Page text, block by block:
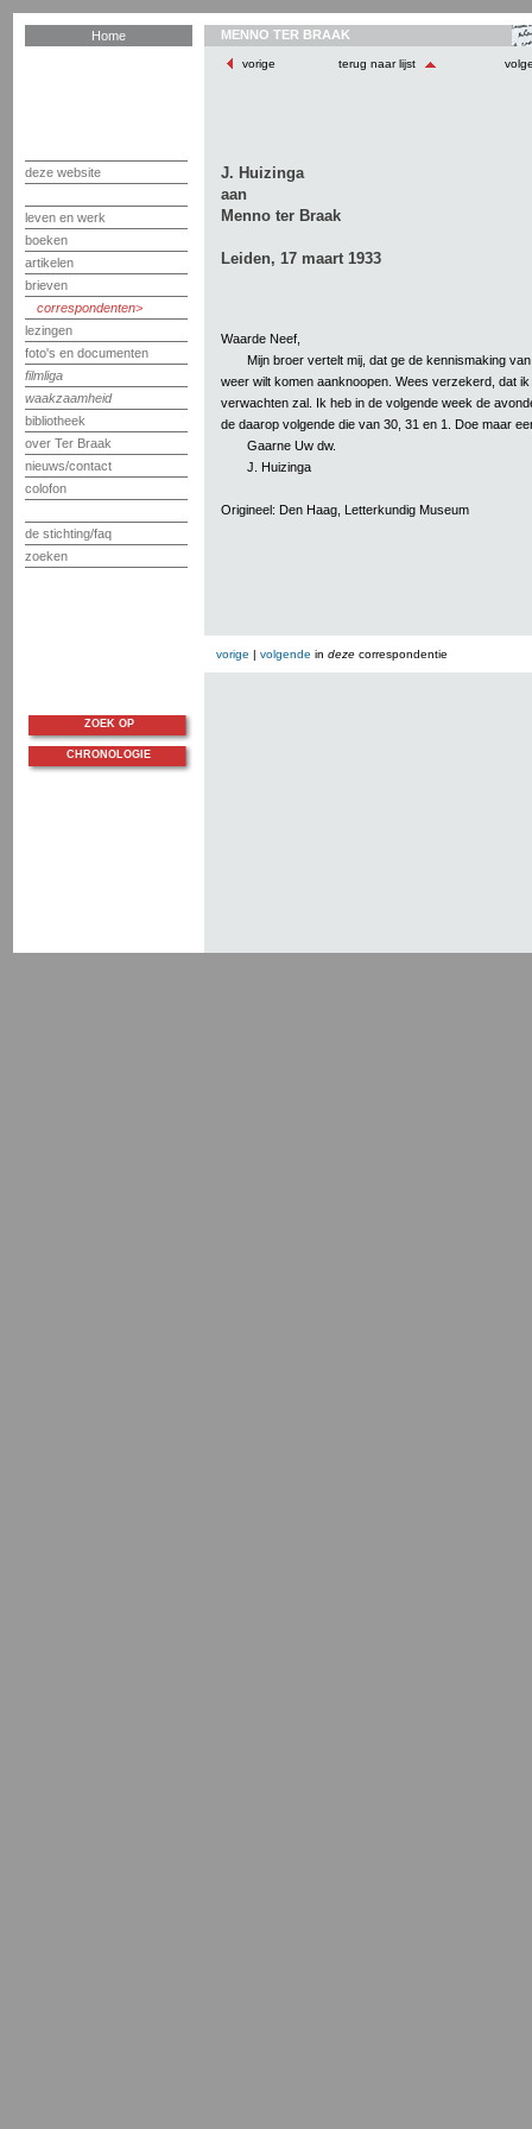
Home
deze website
leven en werk
boeken
artikelen
brieven
correspondenten
lezingen
foto's en documenten
filmliga
waakzaamheid
bibliotheek
over Ter Braak
nieuws/contact
colofon
de stichting/faq
zoeken
MENNO TER BRAAK
vorige terug naar lijst
J. Huizinga
aan
Menno ter Braak
Leiden, 17 maart 1933
Waarde Neef,
Mijn broer vertelt mij, dat ge de kennismaking
weer wilt komen aanknoopen. Wees verzekerd, dat
verwachten zal. Ik heb in de volgende week de
de daarop volgende die van 30, 31 en 1. Doe maar
Gaarne Uw dw.
J. Huizinga
Origineel: Den Haag, Letterkundig Museum
vorige | volgende in deze correspondentie
ZOEK OP
CHRONOLOGIE